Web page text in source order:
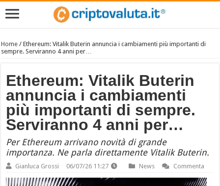
Home /Ethereum: Vitalik Buterin annuncia i cambiamenti più importanti di
sempre. Serviranno 4 anni per…
Ethereum: Vitalik Buterin
annuncia i cambiamenti
più importanti di sempre.
Serviranno 4 anni per…
Per Ethereum arrivano novità di grande
importanza. Ne parla direttamente Vitalik Buterin.
Gianluca Grossi 06/07/26 11:27 News Commenta